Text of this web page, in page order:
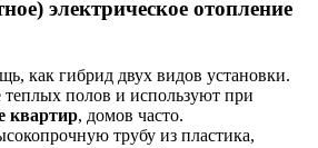
электрическое отопление
как гибрид двух видов установки.
полов и используют при
квартир, домов часто.
трубу из пластика,